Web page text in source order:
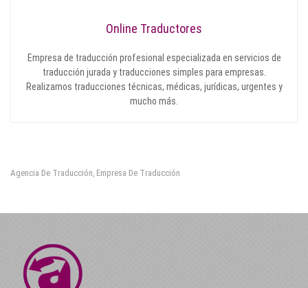
Online Traductores
Empresa de traducción profesional especializada en servicios de
traducción jurada y traducciones simples para empresas.
Realizamos traducciones técnicas, médicas, jurídicas, urgentes y
mucho más.
Agencia De Traducción, Empresa De Traducción